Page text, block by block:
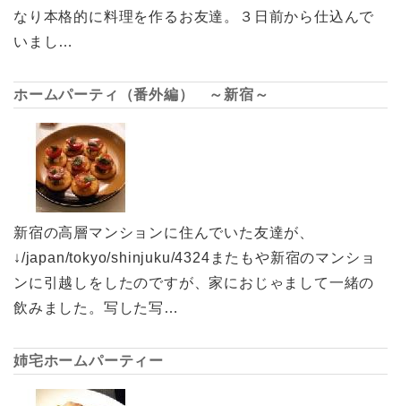
なり本格的に料理を作るお友達。３日前から仕込んで
いまし…
ホームパーティ（番外編） ～新宿～
新宿の高層マンションに住んでいた友達が、
↓/japan/tokyo/shinjuku/4324またもや新宿のマンショ
ンに引越しをしたのですが、家におじゃまして一緒の
飲みました。写した写…
姉宅ホームパーティー